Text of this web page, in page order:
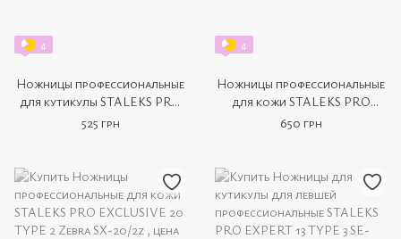
4
Ножницы профессиональные
для кутикулы STALEKS PRO
EXPERT 20 TYPE 2 SE-20/2
525 грн
4
Ножницы профессиональные
для кожи STALEKS PRO
EXCLUSIVE 20 TYPE 2
650 грн